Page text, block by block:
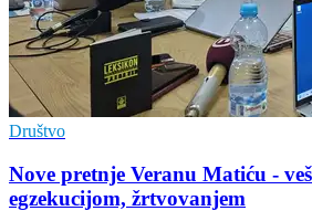
Društvo
Nove pretnje Veranu Matiću -
egzekucijom, žrtvovanjem